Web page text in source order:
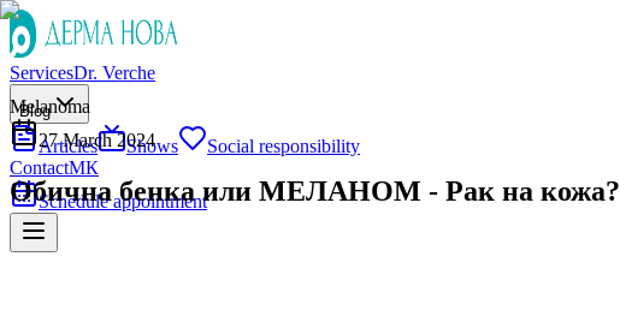
ServicesDr. Verche
Blog
Articles Shows
Social responsibility
ContactМК
Schedule appointment
Melanoma
27 March 2024
Обична бенка или МЕЛАНОМ - Рак на кожа?